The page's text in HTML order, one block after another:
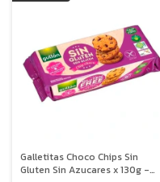
Galletitas Choco Chips Sin
Gluten Sin Azucares x 130g -